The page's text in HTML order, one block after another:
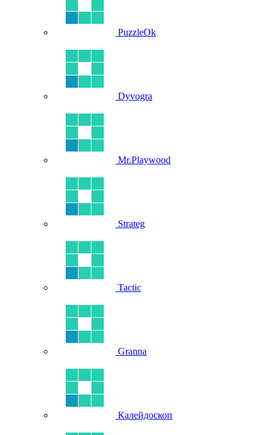
PuzzleOk
Dyvogra
Mr.Playwood
Strateg
Tactic
Granna
Калейдоскоп